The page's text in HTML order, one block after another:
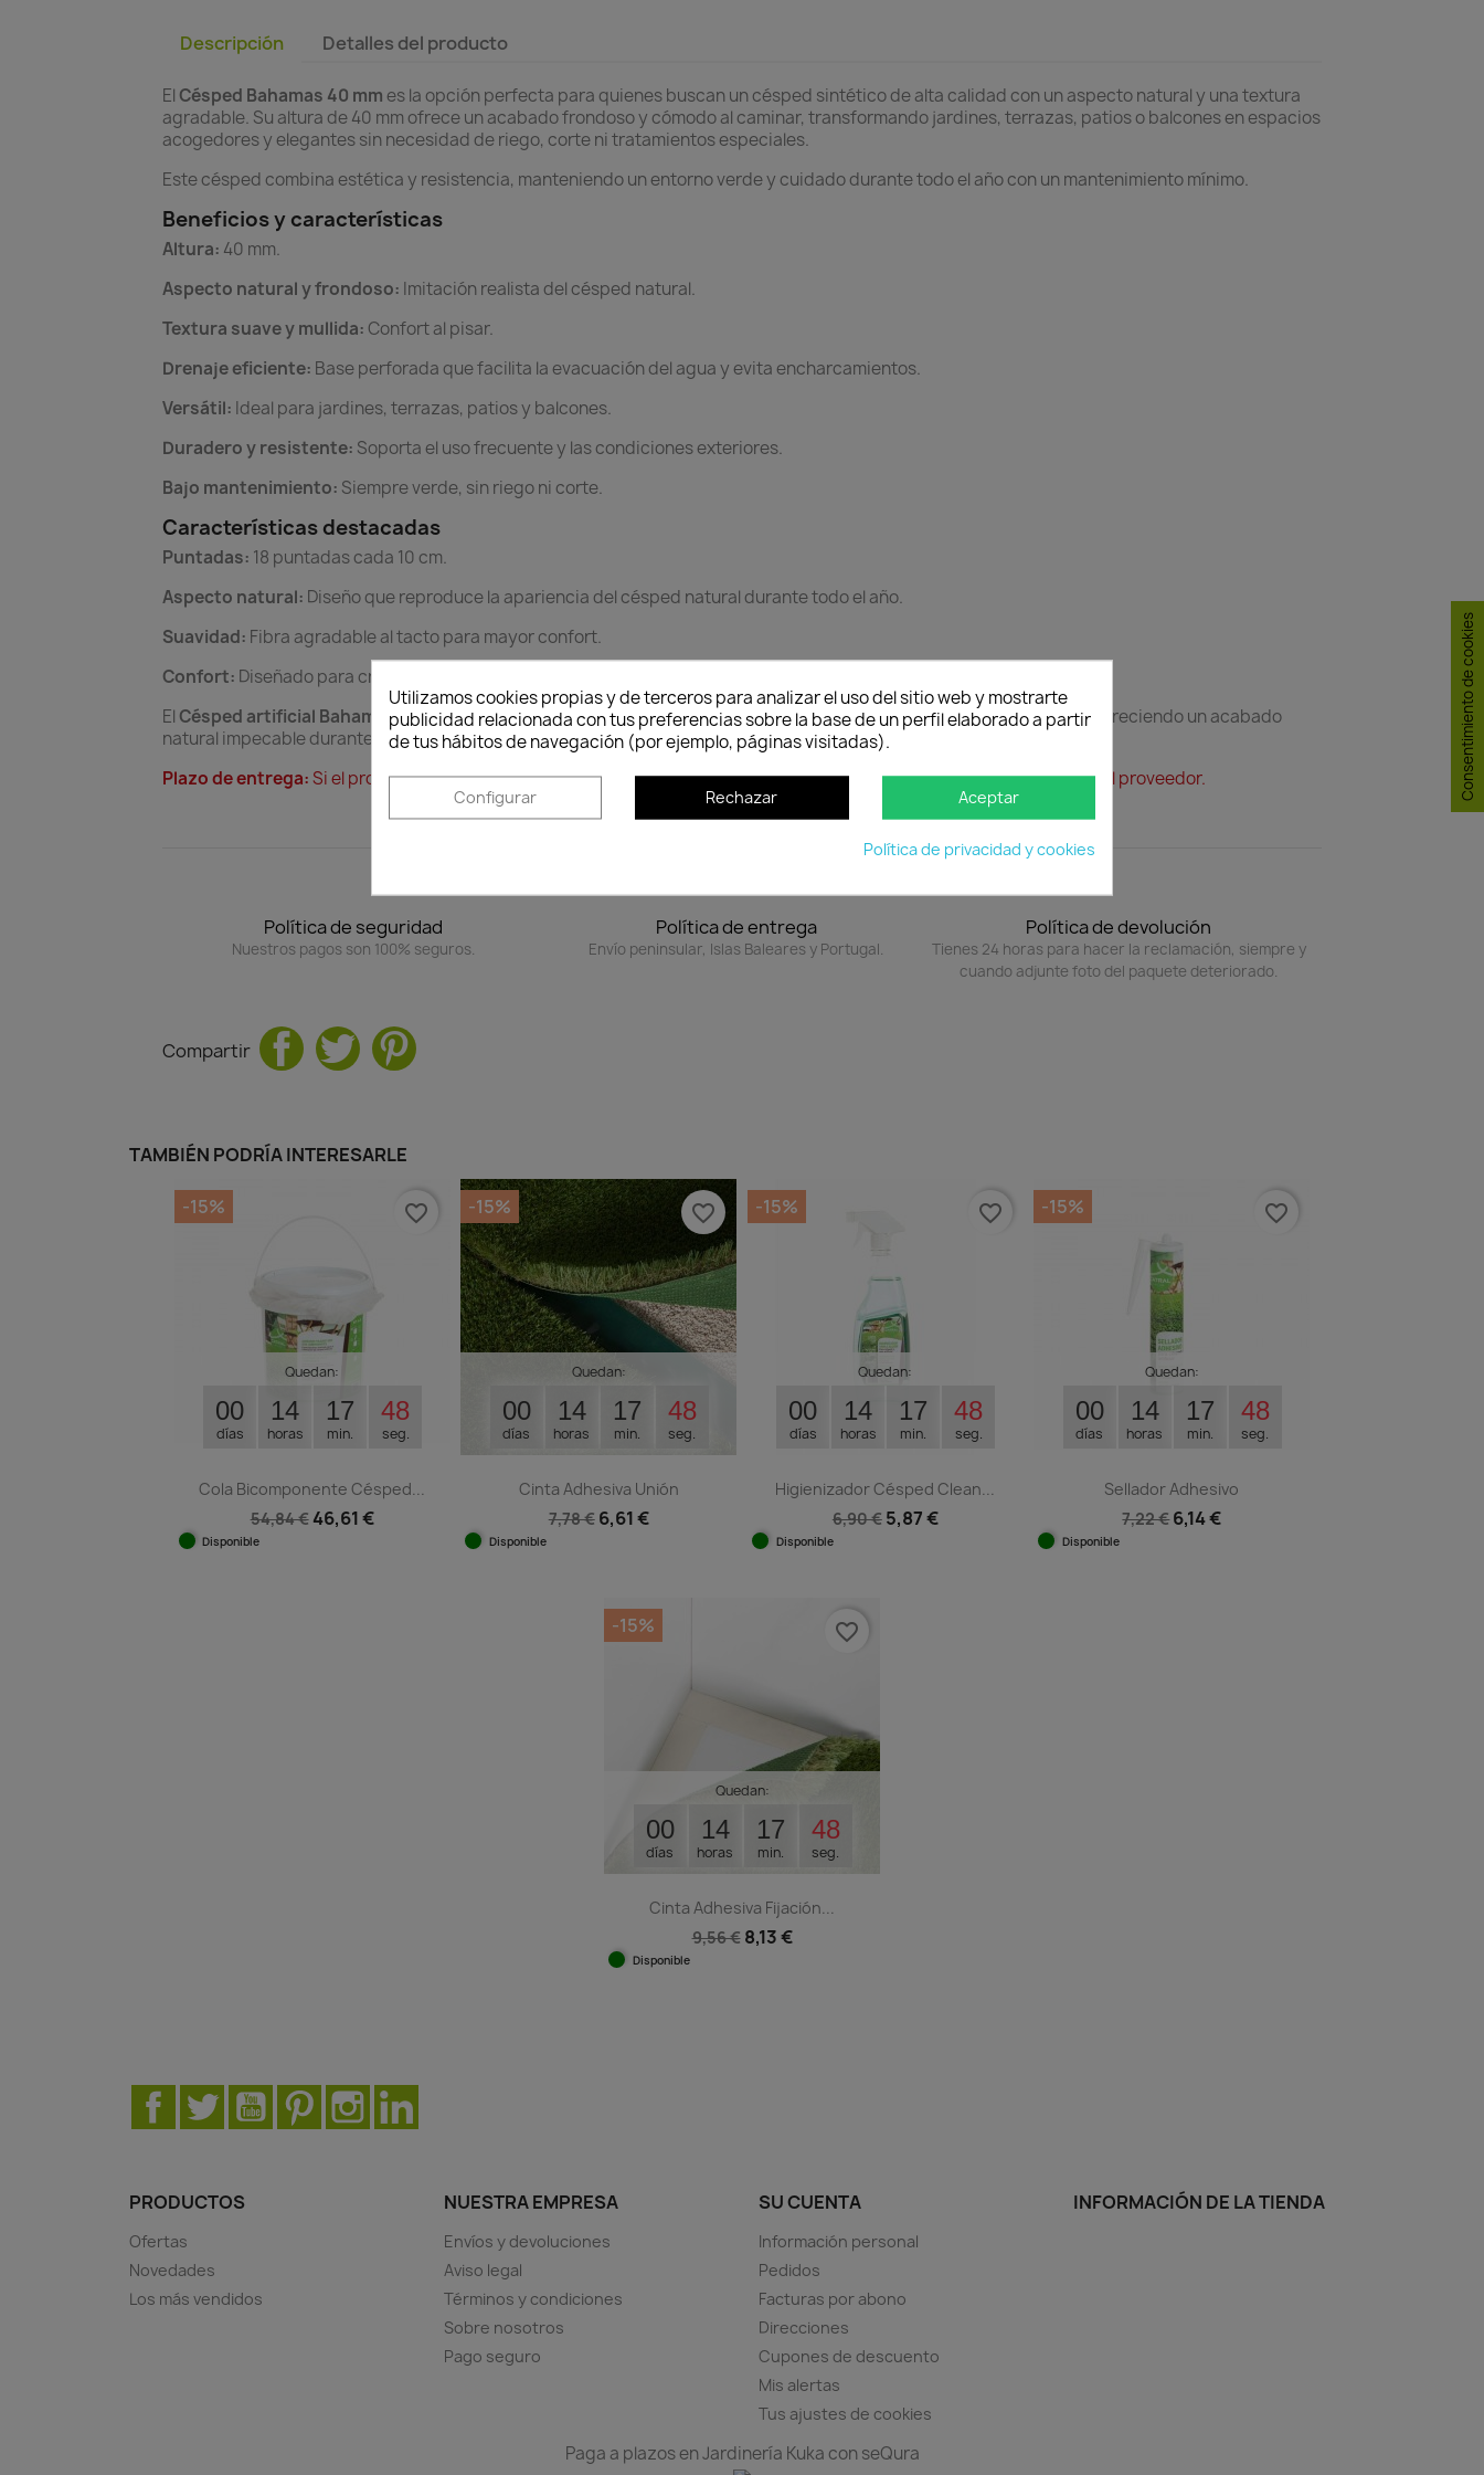
Descripción Detalles del producto
El Césped Bahamas 40 mm es la opción perfecta para quienes buscan un césped sintético de alta calidad con un aspecto natural y una textura
agradable. Su altura de 40 mm ofrece un acabado frondoso y cómodo al caminar, transformando jardines, terrazas, patios o balcones en espacios
acogedores y elegantes sin necesidad de riego, corte ni tratamientos especiales.
Este césped combina estética y resistencia, manteniendo un entorno verde y cuidado durante todo el año con un mantenimiento mínimo.
Beneficios y características
Altura: 40 mm.
Aspecto natural y frondoso: Imitación realista del césped natural.
Textura suave y mullida: Confort al pisar.
Drenaje eficiente: Base perforada que facilita la evacuación del agua y evita encharcamientos.
Versátil: Ideal para jardines, terrazas, patios y balcones.
Duradero y resistente: Soporta el uso frecuente y las condiciones exteriores.
Bajo mantenimiento: Siempre verde, sin riego ni corte.
Características destacadas
Puntadas: 18 puntadas cada 10 cm.
Aspecto natural: Diseño que reproduce la apariencia del césped natural durante todo el año.
Suavidad: Fibra agradable al tacto para mayor confort.
Confort: Diseñado para crear espacios exteriores acogedores y funcionales.
El Césped artificial Bahamas 40 mmtransforma cualquier espacio exterior en un entorno verde elegante y funcional, ofreciendo un acabado
natural impecable durante todo el año con mínimo esfuerzo.
Plazo de entrega:Si el producto no está en stock (en nuestra tienda física) el producto saldrá directamente de casa del proveedor.
Política de seguridad
Nuestros pagos son 100% seguros.
Política de entrega
Envío peninsular, Islas Baleares y Portugal.
Política de devolución
Tienes 24 horas para hacer la reclamación, siempre y
cuando adjunte foto del paquete deteriorado.
Compartir
TAMBIÉN PODRÍA INTERESARLE
Quedan:
00
días
14
horas
17
min.
47
seg.
Cola Bicomponente Césped...
54,84 € 46,61 €
Disponible
-15% favorite_border
Quedan:
00
días
14
horas
17
min.
47
seg.
Cinta Adhesiva Unión
7,78 € 6,61 €
Disponible
-15% favorite_border
Quedan:
00
días
14
horas
17
min.
47
seg.
Higienizador Césped Clean...
6,90 € 5,87 €
Disponible
-15% favorite_border
Quedan:
00
días
14
horas
17
min.
47
seg.
Sellador Adhesivo
7,22 €6,14 €
Disponible
-15% favorite_border
Quedan:
00
días
14
horas
17
min.
47
seg.
Cinta Adhesiva Fijación...
9,56 € 8,13 €
Disponible
-15% favorite_border
Facebook
Twitter YouTubePinterestInstagram
PRODUCTOS
Ofertas
Novedades
Los más vendidos
NUESTRA EMPRESA
Envíos y devoluciones
Aviso legal
Términos y condiciones
Sobre nosotros
Pago seguro
SU CUENTA
Información personal
Pedidos
Facturas por abono
Direcciones
Cupones de descuento
Mis alertas
Tus ajustes de cookies
INFORMACIÓN DE LA TIENDA
Paga a plazos en Jardinería Kuka con seQura
Utilizamos cookies propias y de terceros para analizar el uso del sitio web y mostrarte
publicidad relacionada con tus preferencias sobre la base de un perfil elaborado a partir
de tus hábitos de navegación (por ejemplo, páginas visitadas).
Configurar Rechazar Aceptar
Política de privacidad y cookies
Consentimiento de cookies